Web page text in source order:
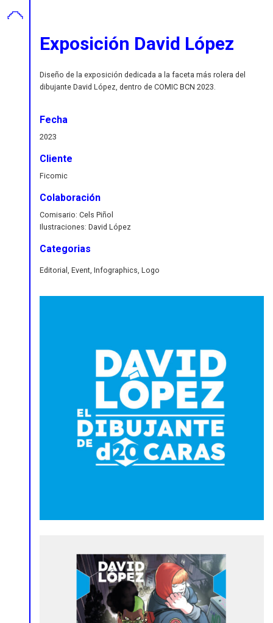
Exposición David López
Diseño de la exposición dedicada a la faceta más rolera del
dibujante David López, dentro de COMIC BCN 2023.
Fecha
2023
Cliente
Ficomic
Colaboración
Comisario: Cels Piñol
Ilustraciones: David López
Categorias
Editorial, Event, Infographics, Logo